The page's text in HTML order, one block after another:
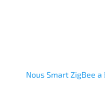
Nous Smart ZigBee